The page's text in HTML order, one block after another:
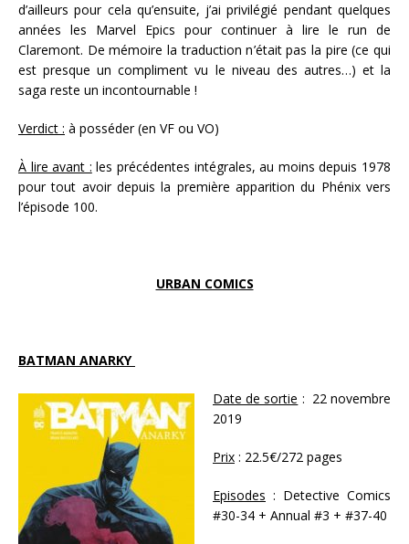
d’ailleurs pour cela qu’ensuite, j’ai privilégié pendant quelques
années les Marvel Epics pour continuer à lire le run de
Claremont. De mémoire la traduction n’était pas la pire (ce qui
est presque un compliment vu le niveau des autres…) et la
saga reste un incontournable !
Verdict : à posséder (en VF ou VO)
À lire avant : les précédentes intégrales, au moins depuis 1978
pour tout avoir depuis la première apparition du Phénix vers
l’épisode 100.
URBAN COMICS
BATMAN ANARKY
Date de sortie : 22 novembre
2019
Prix : 22.5€/272 pages
Episodes : Detective Comics
#30-34 + Annual #3 + #37-40